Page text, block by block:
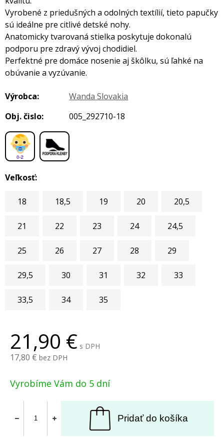
21,90 s DPH
17,80 bez DPH
Vyrobíme Vám do 5 dní
Pridať do košíka
Vyrobené z priedušných a odolných textílií, tieto papučky
sú ideálne pre citlivé detské nohy.
Anatomicky tvarovaná stielka poskytuje dokonalú
podporu pre zdravý vývoj chodidiel.
Perfektné pre domáce nosenie aj škôlku, sú ľahké na
obúvanie a vyzúvanie.
Výrobca:
Wanda Slovakia
Obj. čislo:
005_292710-18
Veľkosť:
18 18,5 19 20 20,5
21 22 23 24 24,5
25 26 27 28 29
29,5 30 31 32 33
33,5 34 35